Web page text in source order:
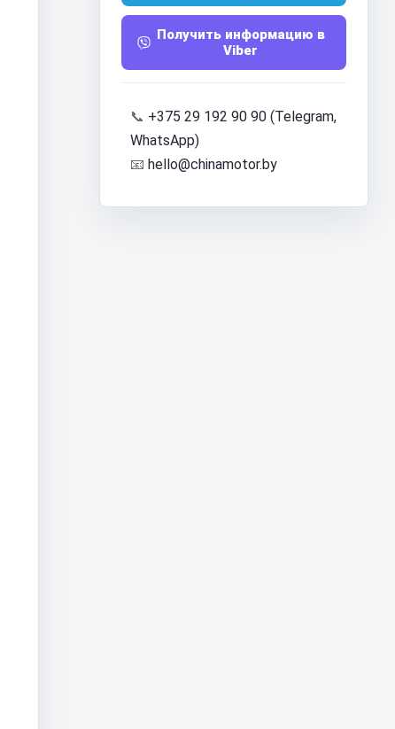
Получить информацию в
Viber
📞 +375 29 192 90 90 (Telegram,
WhatsApp)
📧 hello@chinamotor.by